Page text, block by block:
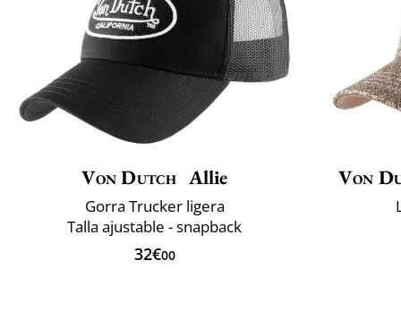
Von Dutch Allie
Gorra Trucker ligera
Talla ajustable - snapback
32€00
Von